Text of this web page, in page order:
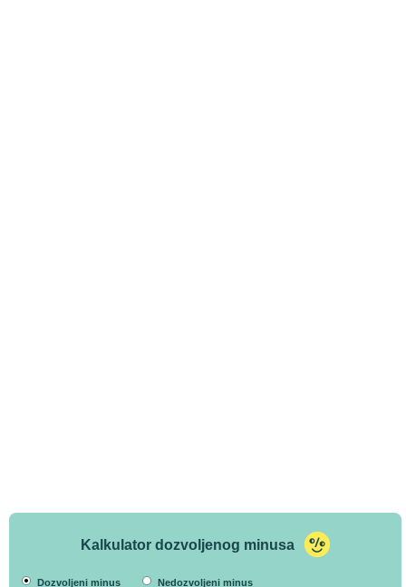
Kalkulator dozvoljenog minusa
Dozvoljeni minus Nedozvoljeni minus